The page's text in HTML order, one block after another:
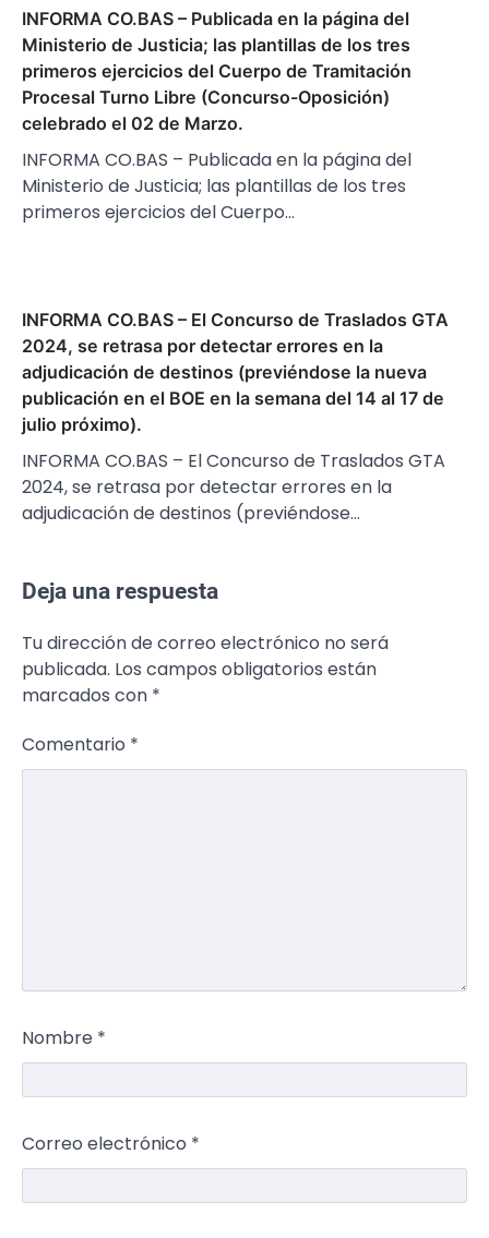
INFORMA CO.BAS – Publicada en la página del
Ministerio de Justicia; las plantillas de los tres
primeros ejercicios del Cuerpo de Tramitación
Procesal Turno Libre (Concurso-Oposición)
celebrado el 02 de Marzo.
INFORMA CO.BAS – Publicada en la página del
Ministerio de Justicia; las plantillas de los tres
primeros ejercicios del Cuerpo…
INFORMA CO.BAS – El Concurso de Traslados GTA
2024, se retrasa por detectar errores en la
adjudicación de destinos (previéndose la nueva
publicación en el BOE en la semana del 14 al 17 de
julio próximo).
INFORMA CO.BAS – El Concurso de Traslados GTA
2024, se retrasa por detectar errores en la
adjudicación de destinos (previéndose…
Deja una respuesta
Tu dirección de correo electrónico no será
publicada. Los campos obligatorios están
marcados con *
Comentario *
Nombre *
Correo electrónico *